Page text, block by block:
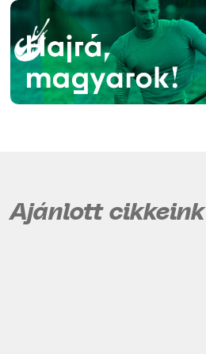
Ajánlott cikkeink